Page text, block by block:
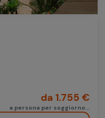
da 1.755 €
a persona per soggiorno...